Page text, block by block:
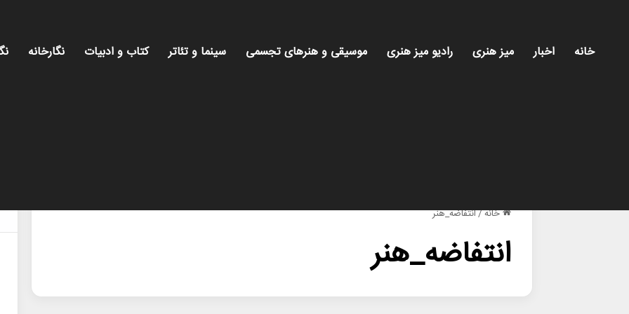
خانه اخبار میز هنری رادیو میز هنری موسیقی و هنرهای تجسمی سینما و تئاتر کتاب و ادبیات نگارخانه
خانه/انتفاضه_هنر
انتفاضه_هنر